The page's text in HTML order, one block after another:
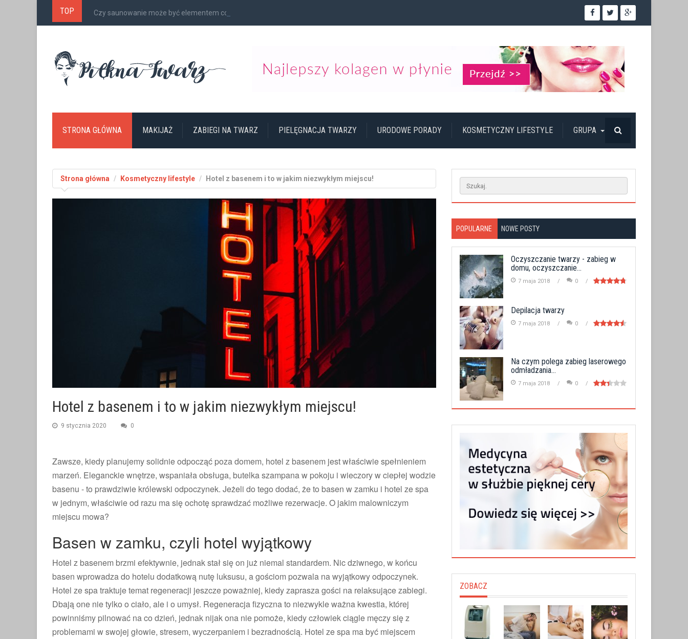
TOP Czy saunowanie może być elementem codziennego...
STRONA GŁÓWNA MAKIJAŻ ZABIEGI NA TWARZ PIELĘGNACJA TWARZY URODOWE PORADY KOSMETYCZNY LIFESTYLE GRUPA
Strona główna Kosmetyczny lifestyle Hotel z basenem i to w jakim niezwykłym miejscu!
Hotel z basenem i to w jakim niezwykłym miejscu!
9 stycznia 2020 0
Zawsze, kiedy planujemy solidnie odpocząć poza domem, hotel z basenem jest właściwie spełnieniem
marzeń. Eleganckie wnętrze, wspaniała obsługa, butelka szampana w pokoju i wieczory w ciepłej wodzie
basenu - to prawdziwie królewski odpoczynek. Jeżeli do tego dodać, że to basen w zamku i hotel ze spa
w jednym, właściwie od razu ma się ochotę sprawdzać możliwe rezerwacje. O jakim malowniczym
miejscu mowa?
Basen w zamku, czyli hotel wyjątkowy
Hotel z basenem brzmi efektywnie, jednak stał się on już niemal standardem. Nic dziwnego, w końcu
basen wprowadza do hotelu dodatkową nutę luksusu, a gościom pozwala na wyjątkowy odpoczynek.
Hotel ze spa traktuje temat regeneracji jeszcze poważniej, kiedy zaprasza gości na relaksujące zabiegi.
Dbają one nie tylko o ciało, ale i o umysł. Regeneracja fizyczna to niezwykle ważna kwestia, której
powinniśmy pilnować na co dzień, jednak nijak ona nie pomoże, kiedy człowiek ciągle męczy się z
problemami w swojej głowie, stresem, wyczerpaniem i bezradnością. Hotel ze spa ma być miejscem
POPULARNE NOWE POSTY
Oczyszczanie twarzy - zabieg w
domu, oczyszczanie...
7 maja 2018 0
Depilacja twarzy
7 maja 2018 0
Na czym polega zabieg laserowego
odmładzania...
7 maja 2018 0
ZOBACZ